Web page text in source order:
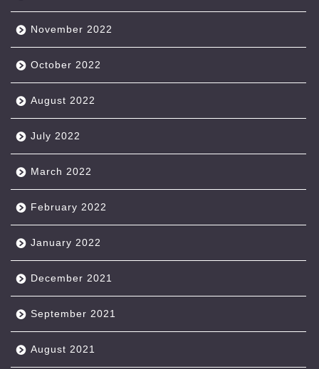
November 2022
October 2022
August 2022
July 2022
March 2022
February 2022
January 2022
December 2021
September 2021
August 2021